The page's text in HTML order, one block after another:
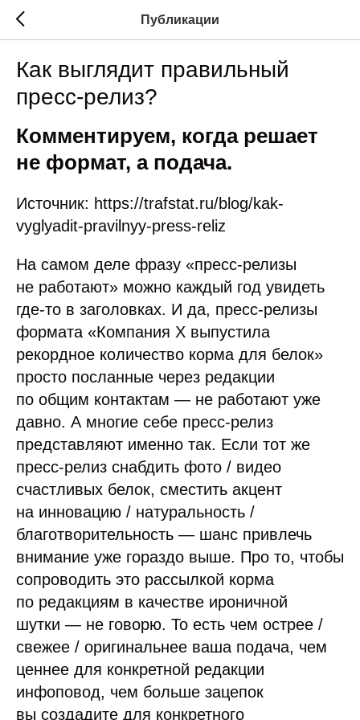
Публикации
Как выглядит правильный
пресс-релиз?
Комментируем, когда решает
не формат, а подача.
Источник: https://trafstat.ru/blog/kak-
vyglyadit-pravilnyy-press-reliz
На самом деле фразу «пресс-релизы
не работают» можно каждый год увидеть
где-то в заголовках. И да, пресс-релизы
формата «Компания Х выпустила
рекордное количество корма для белок»
просто посланные через редакции
по общим контактам — не работают уже
давно. А многие себе пресс-релиз
представляют именно так. Если тот же
пресс-релиз снабдить фото / видео
счастливых белок, сместить акцент
на инновацию / натуральность /
благотворительность — шанс привлечь
внимание уже гораздо выше. Про то, чтобы
сопроводить это рассылкой корма
по редакциям в качестве ироничной
шутки — не говорю. То есть чем острее /
свежее / оригинальнее ваша подача, чем
ценнее для конкретной редакции
инфоповод, чем больше зацепок
вы создадите для конкретного